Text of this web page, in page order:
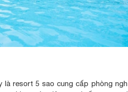
là resort 5 sao cung cấp phòng